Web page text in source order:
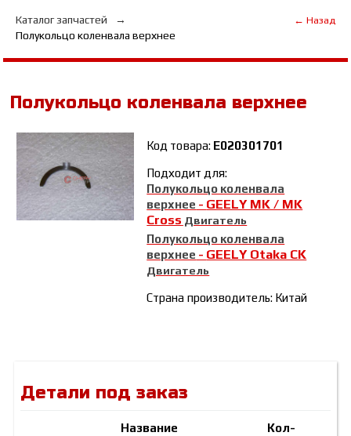
Каталог запчастей
Полукольцо коленвала верхнее
← Назад
Полукольцо коленвала верхнее
Код товара: E020301701
Подходит для:
Полукольцо коленвала
верхнее - GEELY MK / MK
Cross Двигатель
Полукольцо коленвала
верхнее - GEELY Otaka CK
Двигатель
Страна производитель: Китай
Детали под заказ
Название
Кол-